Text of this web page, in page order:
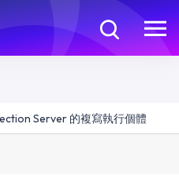
Server 的複寫執行個體